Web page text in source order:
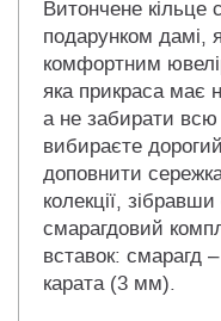
Витончене кільце
подарунком дамі,
комфортним
яка прикраса має
а не забирати
вибираєте
доповнити
колекції,
смарагдовий
вставок: смарагд
карата (3 мм).